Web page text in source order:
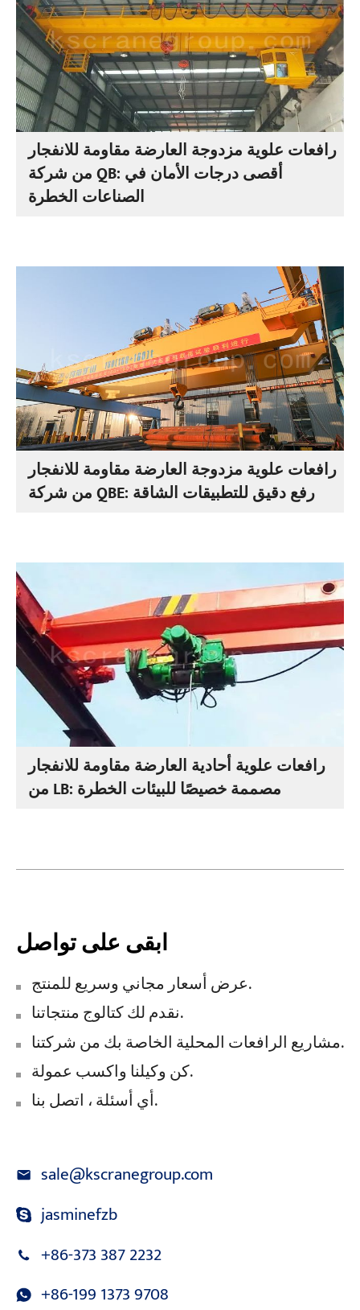
رافعات علوية مزدوجة العارضة مقاومة للانفجار
من شركة QB: أقصى درجات الأمان في
الصناعات الخطرة
رافعات علوية مزدوجة العارضة مقاومة للانفجار
من شركة QBE: رفع دقيق للتطبيقات الشاقة
رافعات علوية أحادية العارضة مقاومة للانفجار
من LB: مصممة خصيصًا للبيئات الخطرة
ابقى على تواصل
عرض أسعار مجاني وسريع للمنتج.
نقدم لك كتالوج منتجاتنا.
مشاريع الرافعات المحلية الخاصة بك من شركتنا.
كن وكيلنا واكسب عمولة.
أي أسئلة ، اتصل بنا.
sale@kscranegroup.com
jasminefzb
+86-373 387 2232
+86-199 1373 9708